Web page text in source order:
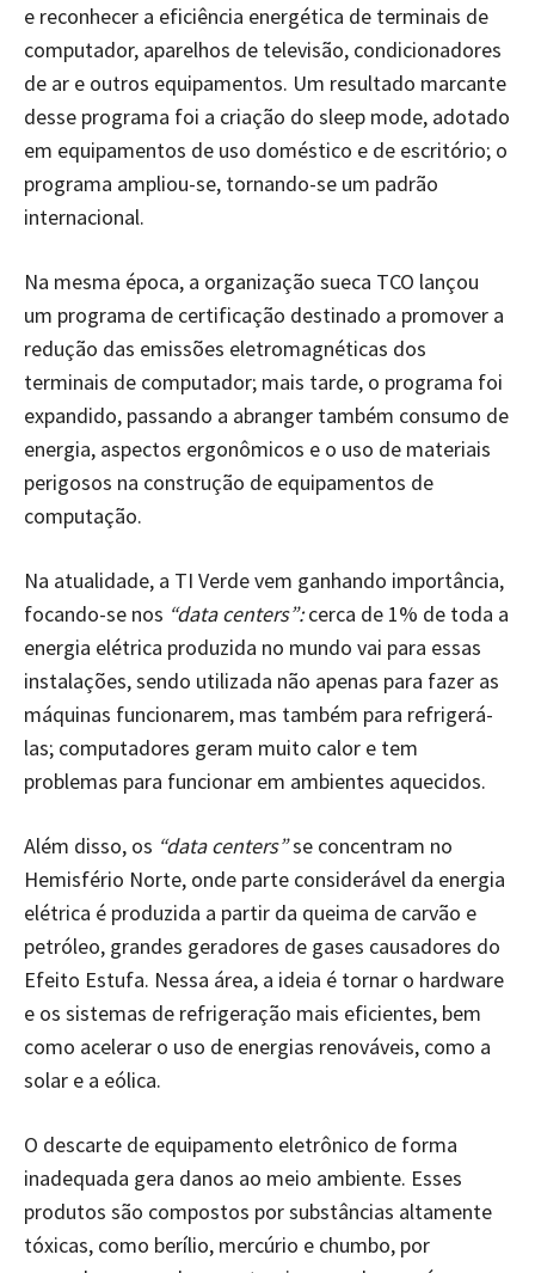
e reconhecer a eficiência energética de terminais de
computador, aparelhos de televisão, condicionadores
de ar e outros equipamentos. Um resultado marcante
desse programa foi a criação do sleep mode, adotado
em equipamentos de uso doméstico e de escritório; o
programa ampliou-se, tornando-se um padrão
internacional.
Na mesma época, a organização sueca TCO lançou
um programa de certificação destinado a promover a
redução das emissões eletromagnéticas dos
terminais de computador; mais tarde, o programa foi
expandido, passando a abranger também consumo de
energia, aspectos ergonômicos e o uso de materiais
perigosos na construção de equipamentos de
computação.
Na atualidade, a TI Verde vem ganhando importância,
focando-se nos “data centers”:cerca de 1% de toda a
energia elétrica produzida no mundo vai para essas
instalações, sendo utilizada não apenas para fazer as
máquinas funcionarem, mas também para refrigerá-
las; computadores geram muito calor e tem
problemas para funcionar em ambientes aquecidos.
Além disso, os “data centers”se concentram no
Hemisfério Norte, onde parte considerável da energia
elétrica é produzida a partir da queima de carvão e
petróleo, grandes geradores de gases causadores do
Efeito Estufa. Nessa área, a ideia é tornar o hardware
e os sistemas de refrigeração mais eficientes, bem
como acelerar o uso de energias renováveis, como a
solar e a eólica.
O descarte de equipamento eletrônico de forma
inadequada gera danos ao meio ambiente. Esses
produtos são compostos por substâncias altamente
tóxicas, como berílio, mercúrio e chumbo, por